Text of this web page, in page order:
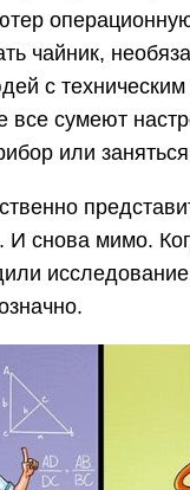
чайник,
с
все сумеют
или
И снова мимо.